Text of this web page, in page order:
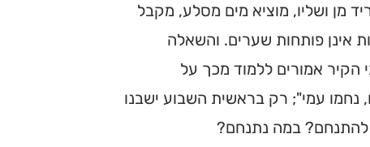
מן ושליו, מוציא מים מסלע, מקבל
אינן פותחות שערים. והשאלה
אמורים ללמוד מכך על
נחמו עמי"; רק בראשית השבוע ישבנו
להתנחם? במה נתנחם?